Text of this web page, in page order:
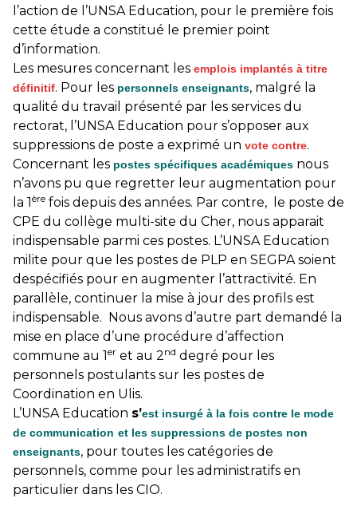
l’action de l’UNSA Education, pour le première fois
cette étude a constitué le premier point
d’information.
Les mesures concernant les emplois implantés à titre
définitif. Pour les personnels enseignants, malgré la
qualité du travail présenté par les services du
rectorat, l’UNSA Education pour s’opposer aux
suppressions de poste a exprimé un vote contre.
Concernant les postes spécifiques académiques nous
n’avons pu que regretter leur augmentation pour
la 1ère fois depuis des années. Par contre, le poste de
CPE du collège multi-site du Cher, nous apparait
indispensable parmi ces postes. L’UNSA Education
milite pour que les postes de PLP en SEGPA soient
despécifiés pour en augmenter l’attractivité. En
parallèle, continuer la mise à jour des profils est
indispensable. Nous avons d’autre part demandé la
mise en place d’une procédure d’affection
commune au 1er et au 2nd degré pour les
personnels postulants sur les postes de
Coordination en Ulis.
L’UNSA Education s’est insurgé à la fois contre le mode
de communication et les suppressions de postes non
enseignants, pour toutes les catégories de
personnels, comme pour les administratifs en
particulier dans les CIO.